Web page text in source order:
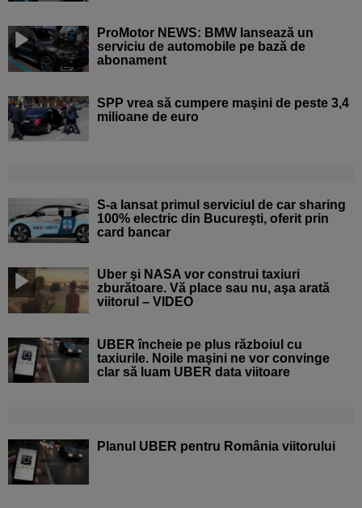
ProMotor NEWS: BMW lansează un
serviciu de automobile pe bază de
abonament
SPP vrea să cumpere maşini de peste 3,4
milioane de euro
S-a lansat primul serviciul de car sharing
100% electric din Bucureşti, oferit prin
card bancar
Uber şi NASA vor construi taxiuri
zburătoare. Vă place sau nu, aşa arată
viitorul – VIDEO
UBER încheie pe plus războiul cu
taxiurile. Noile maşini ne vor convinge
clar să luam UBER data viitoare
Planul UBER pentru România viitorului